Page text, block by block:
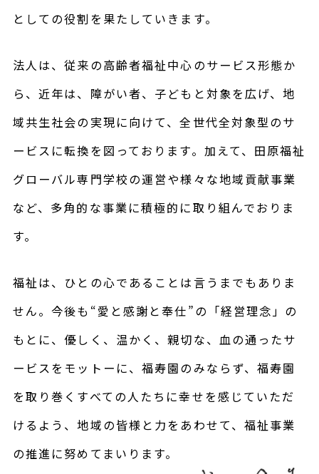
としての役割を果たしていきます。
法人は、従来の高齢者福祉中心のサービス形態か
ら、近年は、障がい者、子どもと対象を広げ、地
域共生社会の実現に向けて、全世代全対象型のサ
ービスに転換を図っております。加えて、田原福祉
グローバル専門学校の運営や様々な地域貢献事業
など、多角的な事業に積極的に取り組んでおりま
す。
福祉は、ひとの心であることは言うまでもありま
せん。今後も“愛と感謝と奉仕”の「経営理念」の
もとに、優しく、温かく、親切な、血の通ったサ
ービスをモットーに、福寿園のみならず、福寿園
を取り巻くすべての人たちに幸せを感じていただ
けるよう、地域の皆様と力をあわせて、福祉事業
の推進に努めてまいります。